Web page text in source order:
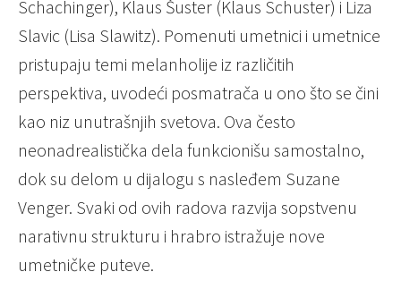
Schachinger), Klaus Šuster (Klaus Schuster) i Liza
Slavic (Lisa Slawitz). Pomenuti umetnici i umetnice
pristupaju temi melanholije iz različitih
perspektiva, uvodeći posmatrača u ono što se čini
kao niz unutrašnjih svetova. Ova često
neonadrealistička dela funkcionišu samostalno,
dok su delom u dijalogu s nasleđem Suzane
Venger. Svaki od ovih radova razvija sopstvenu
narativnu strukturu i hrabro istražuje nove
umetničke puteve.